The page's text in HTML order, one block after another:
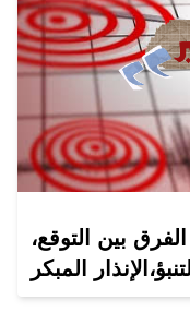
بين التوقع،
التنبؤ،الإنذار المبكر